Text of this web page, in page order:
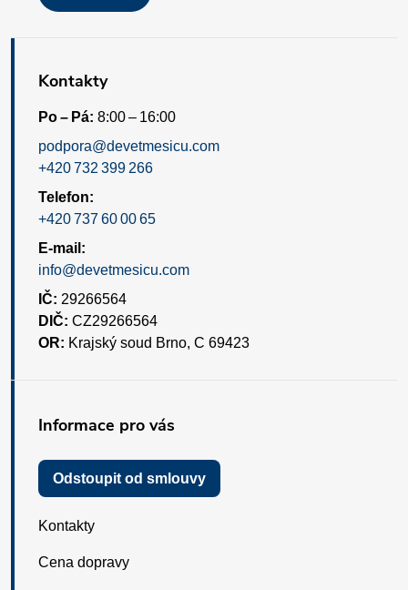
Kontakty
Po – Pá: 8:00 – 16:00
podpora@devetmesicu.com
+420 732 399 266
Telefon:
+420 737 60 00 65
E-mail:
info@devetmesicu.com
IČ: 29266564
DIČ: CZ29266564
OR: Krajský soud Brno, C 69423
Informace pro vás
Odstoupit od smlouvy
Kontakty
Cena dopravy